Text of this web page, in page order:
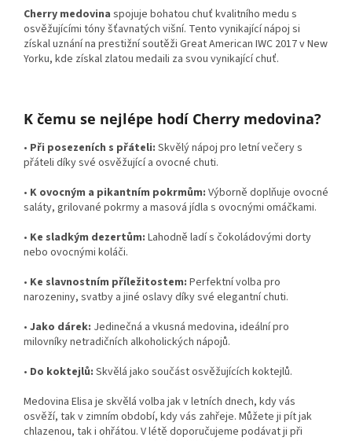
Cherry medovina spojuje bohatou chuť kvalitního medu s
osvěžujícími tóny šťavnatých višní. Tento vynikající nápoj si
získal uznání na prestižní soutěži Great American IWC 2017 v New
Yorku, kde získal zlatou medaili za svou vynikající chuť.
K čemu se nejlépe hodí Cherry medovina?
• Při posezeních s přáteli: Skvělý nápoj pro letní večery s
přáteli díky své osvěžující a ovocné chuti.
• K ovocným a pikantním pokrmům: Výborně doplňuje ovocné
saláty, grilované pokrmy a masová jídla s ovocnými omáčkami.
• Ke sladkým dezertům: Lahodně ladí s čokoládovými dorty
nebo ovocnými koláči.
• Ke slavnostním příležitostem: Perfektní volba pro
narozeniny, svatby a jiné oslavy díky své elegantní chuti.
• Jako dárek: Jedinečná a vkusná medovina, ideální pro
milovníky netradičních alkoholických nápojů.
• Do koktejlů: Skvělá jako součást osvěžujících koktejlů.
Medovina Elisa je skvělá volba jak v letních dnech, kdy vás
osvěží, tak v zimním období, kdy vás zahřeje. Můžete ji pít jak
chlazenou, tak i ohřátou. V létě doporučujeme podávat ji při